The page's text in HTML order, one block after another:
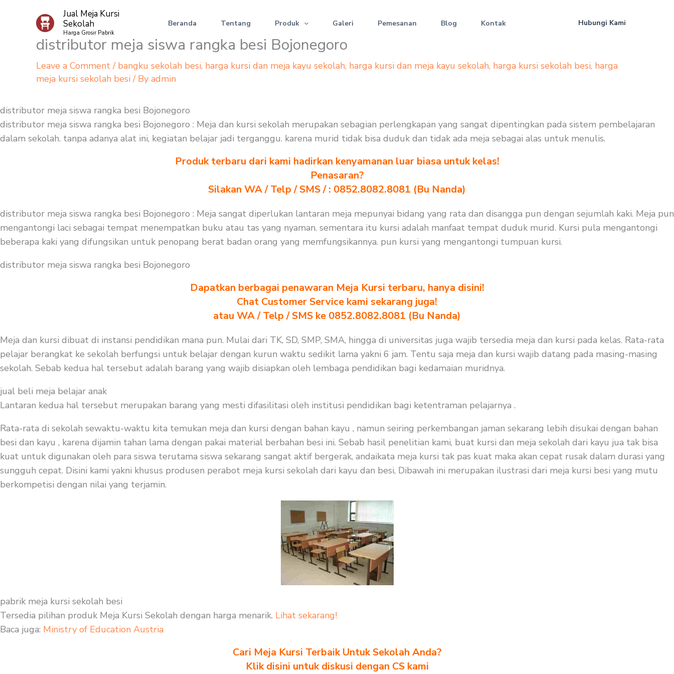
Jual Meja Kursi
Sekolah
Harga Grosir Pabrik
Beranda Tentang Produk Galeri Pemesanan Blog Kontak Hubungi Kami
distributor meja siswa rangka besi Bojonegoro
Leave a Comment / bangku sekolah besi, harga kursi dan meja kayu sekolah, harga kursi dan meja kayu sekolah, harga kursi sekolah besi, harga
meja kursi sekolah besi/ By admin
distributor meja siswa rangka besi Bojonegoro
distributor meja siswa rangka besi Bojonegoro : Meja dan kursi sekolah merupakan sebagian perlengkapan yang sangat dipentingkan pada sistem pembelajaran
dalam sekolah. tanpa adanya alat ini, kegiatan belajar jadi terganggu. karena murid tidak bisa duduk dan tidak ada meja sebagai alas untuk menulis.
Produk terbaru dari kami hadirkan kenyamanan luar biasa untuk kelas!
Penasaran?
Silakan WA / Telp / SMS / : 0852.8082.8081 (Bu Nanda)
distributor meja siswa rangka besi Bojonegoro : Meja sangat diperlukan lantaran meja mepunyai bidang yang rata dan disangga pun dengan sejumlah kaki. Meja pun
mengantongi laci sebagai tempat menempatkan buku atau tas yang nyaman. sementara itu kursi adalah manfaat tempat duduk murid. Kursi pula mengantongi
beberapa kaki yang difungsikan untuk penopang berat badan orang yang memfungsikannya. pun kursi yang mengantongi tumpuan kursi.
distributor meja siswa rangka besi Bojonegoro
Dapatkan berbagai penawaran Meja Kursi terbaru, hanya disini!
Chat Customer Service kami sekarang juga!
atau WA / Telp / SMS ke 0852.8082.8081 (Bu Nanda)
Meja dan kursi dibuat di instansi pendidikan mana pun. Mulai dari TK, SD, SMP, SMA, hingga di universitas juga wajib tersedia meja dan kursi pada kelas. Rata-rata
pelajar berangkat ke sekolah berfungsi untuk belajar dengan kurun waktu sedikit lama yakni 6 jam. Tentu saja meja dan kursi wajib datang pada masing-masing
sekolah. Sebab kedua hal tersebut adalah barang yang wajib disiapkan oleh lembaga pendidikan bagi kedamaian muridnya.
jual beli meja belajar anak
Lantaran kedua hal tersebut merupakan barang yang mesti difasilitasi oleh institusi pendidikan bagi ketentraman pelajarnya .
Rata-rata di sekolah sewaktu-waktu kita temukan meja dan kursi dengan bahan kayu , namun seiring perkembangan jaman sekarang lebih disukai dengan bahan
besi dan kayu , karena dijamin tahan lama dengan pakai material berbahan besi ini. Sebab hasil penelitian kami, buat kursi dan meja sekolah dari kayu jua tak bisa
kuat untuk digunakan oleh para siswa terutama siswa sekarang sangat aktif bergerak, andaikata meja kursi tak pas kuat maka akan cepat rusak dalam durasi yang
sungguh cepat. Disini kami yakni khusus produsen perabot meja kursi sekolah dari kayu dan besi, Dibawah ini merupakan ilustrasi dari meja kursi besi yang mutu
berkompetisi dengan nilai yang terjamin.
pabrik meja kursi sekolah besi
Tersedia pilihan produk Meja Kursi Sekolah dengan harga menarik. Lihat sekarang!
Baca juga: Ministry of Education Austria
Cari Meja Kursi Terbaik Untuk Sekolah Anda?
Klik disini untuk diskusi dengan CS kami